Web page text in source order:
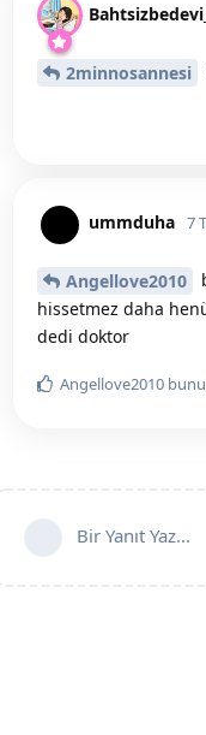
Bahtsizbedevi_
2minnosannesi
ummduha 7
Angellove2010
hissetmez daha
dedi doktor
Angellove2010
Bir Yanıt Yaz...